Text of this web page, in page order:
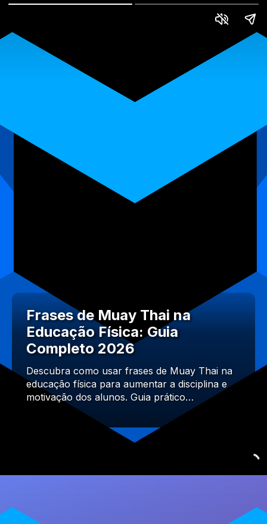
Frases de Muay Thai na
Educação Física: Guia
Completo 2026
Descubra como usar frases de Muay Thai na
educação física para aumentar a disciplina e
motivação dos alunos. Guia prático…